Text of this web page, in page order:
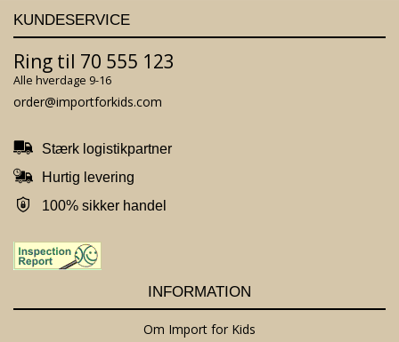
KUNDESERVICE
Ring til 70 555 123
Alle hverdage 9-16
order@importforkids.com
Stærk logistikpartner
Hurtig levering
100% sikker handel
INFORMATION
Om Import for Kids